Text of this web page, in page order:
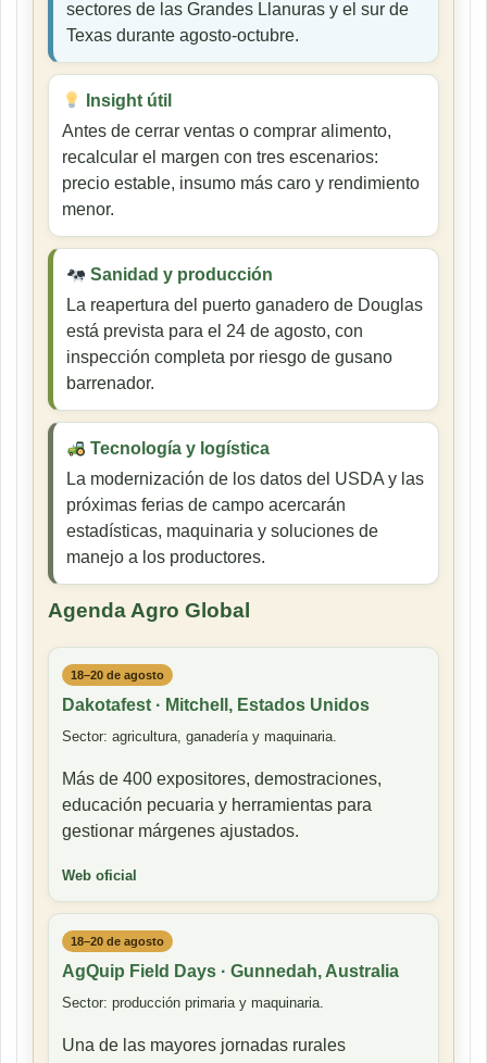
sectores de las Grandes Llanuras y el sur de
Texas durante agosto-octubre.
Insight útil
Antes de cerrar ventas o comprar alimento,
recalcular el margen con tres escenarios:
precio estable, insumo más caro y rendimiento
menor.
Sanidad y producción
La reapertura del puerto ganadero de Douglas
está prevista para el 24 de agosto, con
inspección completa por riesgo de gusano
barrenador.
Tecnología y logística
La modernización de los datos del USDA y las
próximas ferias de campo acercarán
estadísticas, maquinaria y soluciones de
manejo a los productores.
Agenda Agro Global
18–20 de agosto
Dakotafest · Mitchell, Estados Unidos
Sector: agricultura, ganadería y maquinaria.
Más de 400 expositores, demostraciones,
educación pecuaria y herramientas para
gestionar márgenes ajustados.
Web oficial
18–20 de agosto
AgQuip Field Days · Gunnedah, Australia
Sector: producción primaria y maquinaria.
Una de las mayores jornadas rurales